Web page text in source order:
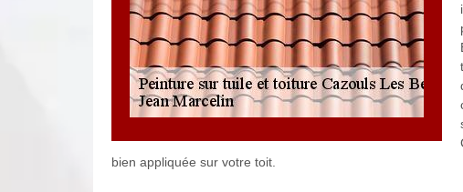
bien appliquée sur votre toit.